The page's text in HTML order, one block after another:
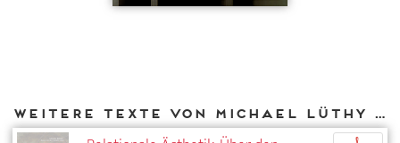
Weitere Texte von Michael Lüthy bei DIAPHANES